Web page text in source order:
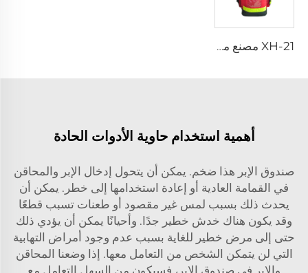
XH-21 مصنع مباشر حقيبة إنقاذ محمولة باليد
أهمية استخدام حاوية الأدوات الحادة
صندوق الإبر هذا ضخم. يمكن أن يتحول إدخال الإبر والمحاقن
في القمامة العادية أو إعادة استخدامها إلى خطر. يمكن أن
يحدث ذلك بسبب لمس غير مقصود أو طعنات تسبب قطعًا
وقد يكون هناك خدش خطير جدًا. وأحيانًا يمكن أن يؤدي ذلك
حتى إلى مرض خطير للغاية بسبب عدم وجود أمراض التهابية
التي لن يتمكن الشخص من التعامل معها. إذا وضعنا المحاقن
والإبر في صندوق الإبر، فسيكون من السهل التعامل مع